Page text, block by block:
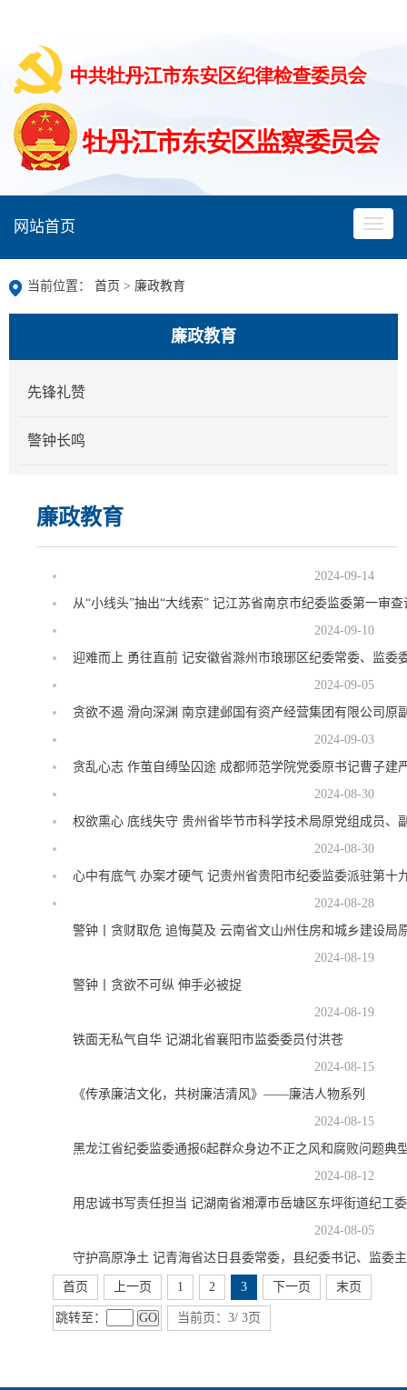
网站首页
当前位置： 首页 > 廉政教育
廉政教育
先锋礼赞
警钟长鸣
廉政教育
2024-09-14
从“小线头”抽出“大线索” 记江苏省南京市纪委监委第一审
2024-09-10
迎难而上 勇往直前 记安徽省滁州市琅琊区纪委常委、监委
2024-09-05
贪欲不遏 滑向深渊 南京建邺国有资产经营集团有限公司原
2024-09-03
贪乱心志 作茧自缚坠囚途 成都师范学院党委原书记曹子建
2024-08-30
权欲熏心 底线失守 贵州省毕节市科学技术局原党组成员、
2024-08-30
心中有底气 办案才硬气 记贵州省贵阳市纪委监委派驻第十
2024-08-28
警钟丨贪财取危 追悔莫及 云南省文山州住房和城乡建设局
2024-08-19
警钟丨贪欲不可纵 伸手必被捉
2024-08-19
铁面无私气自华 记湖北省襄阳市监委委员付洪苍
2024-08-15
《传承廉洁文化，共树廉洁清风》——廉洁人物系列
2024-08-15
黑龙江省纪委监委通报6起群众身边不正之风和腐败问题典
2024-08-12
用忠诚书写责任担当 记湖南省湘潭市岳塘区东坪街道纪工
2024-08-05
守护高原净土 记青海省达日县委常委，县纪委书记、监委
首页 上一页 1 2 3 下一页 末页
跳转至： GO 当前页：3/ 3页